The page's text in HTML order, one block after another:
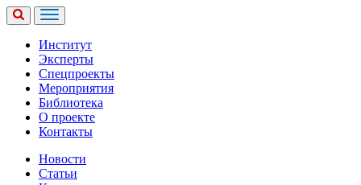
Институт
Эксперты
Спецпроекты
Мероприятия
Библиотека
О проекте
Контакты
Новости
Статьи